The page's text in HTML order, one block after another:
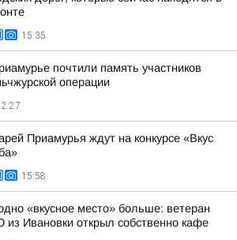
15:35
почтили память участников
операции
Приамурья ждут на конкурсе «Вкус
15:58
«вкусное место» больше: ветеран
Ивановки открыл собственно кафе